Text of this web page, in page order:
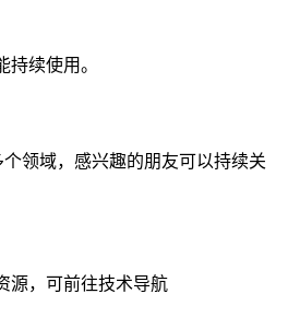
续使用。
领域，感兴趣的朋友可以持续关
源，可前往技术导航